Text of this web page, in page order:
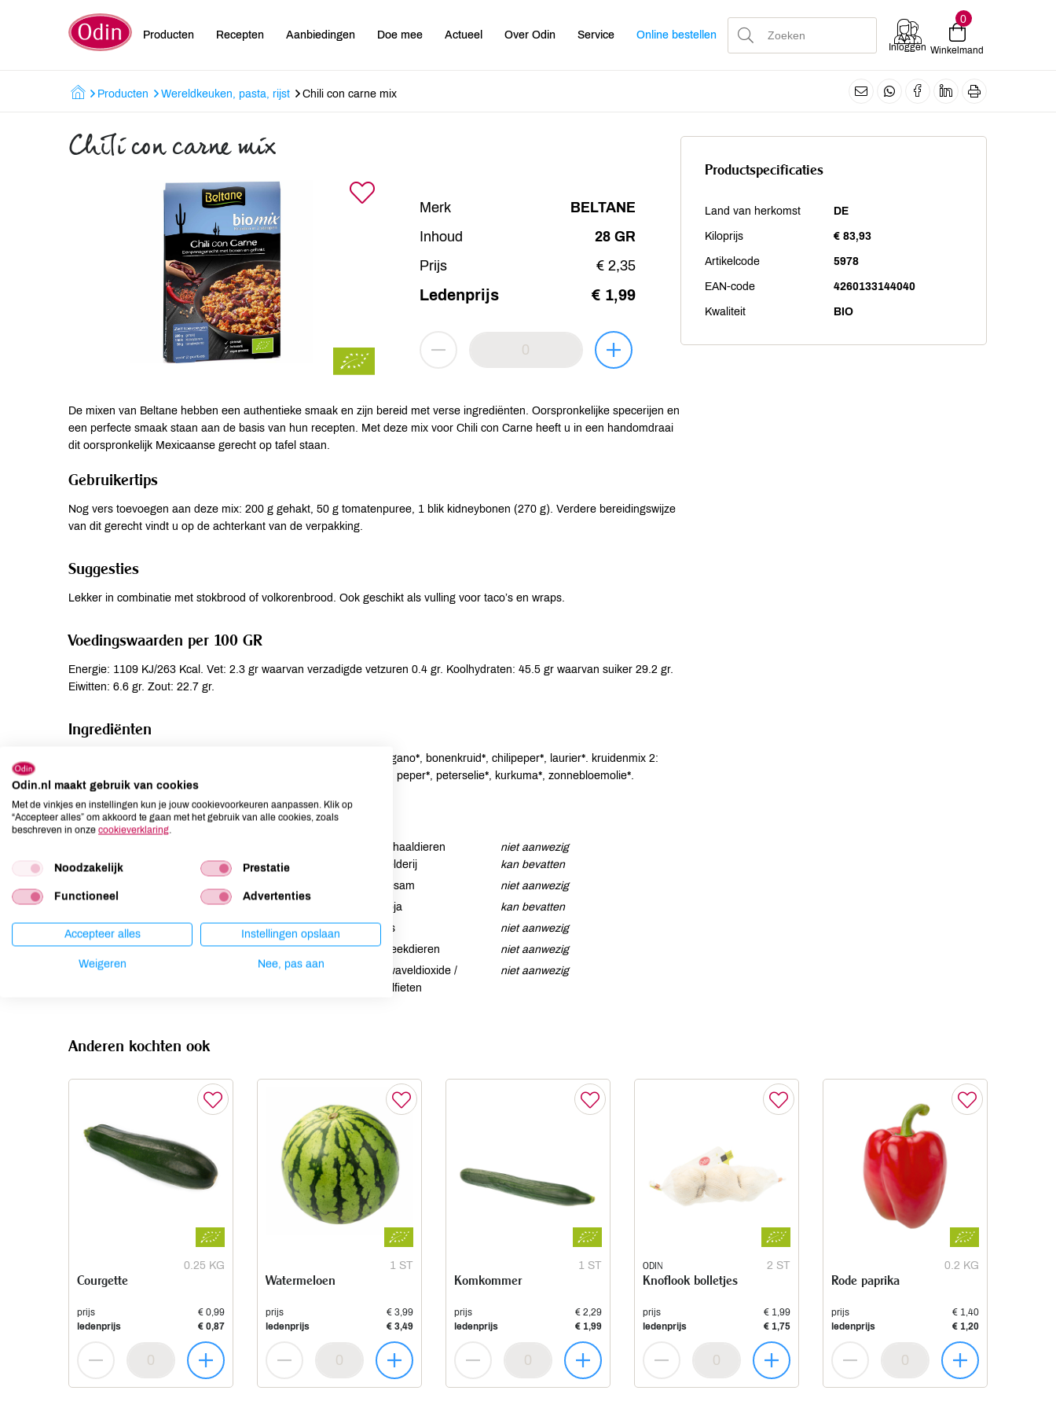
Producten Recepten Aanbiedingen Doe mee Actueel Over Odin Service Online bestellen
Inloggen
0
Winkelmand
Producten Wereldkeuken, pasta, rijst Chili con carne mix
Chili con carne mix
Merk
BELTANE
Inhoud
28 GR
Prijs
€ 2,35
Ledenprijs € 1,99
De mixen van Beltane hebben een authentieke smaak en zijn bereid met verse ingrediënten. Oorspronkelijke specerijen en
een perfecte smaak staan aan de basis van hun recepten. Met deze mix voor Chili con Carne heeft u in een handomdraai
dit oorspronkelijk Mexicaanse gerecht op tafel staan.
Gebruikertips
Nog vers toevoegen aan deze mix: 200 g gehakt, 50 g tomatenpuree, 1 blik kidneybonen (270 g). Verdere bereidingswijze
van dit gerecht vindt u op de achterkant van de verpakking.
Suggesties
Lekker in combinatie met stokbrood of volkorenbrood. Ook geschikt als vulling voor taco’s en wraps.
Voedingswaarden per 100 GR
Energie: 1109 KJ/263 Kcal. Vet: 2.3 gr waarvan verzadigde vetzuren 0.4 gr. Koolhydraten: 45.5 gr waarvan suiker 29.2 gr.
Eiwitten: 6.6 gr. Zout: 22.7 gr.
Ingrediënten
kruidenmix 1: zeezout, koriander*, knoflook*, karwij*, komijn*, oregano*, bonenkruid*, chilipeper*, laurier*. kruidenmix 2:
ruwe rietsuiker*, paprika*, ui*, zout, rijstmeel*, aardappelzetmeel*, peper*, peterselie*, kurkuma*, zonnebloemolie*.
Allergenen
Ei
niet aanwezig
Gluten
niet aanwezig
Lupine
niet aanwezig
Schaaldieren
niet aanwezig
Selderij
kan bevatten
Sesam
niet aanwezig
Soja
kan bevatten
Vis
niet aanwezig
Weekdieren
niet aanwezig
Zwaveldioxide /
sulfieten
niet aanwezig
Productspecificaties
Land van herkomst DE
Kiloprijs € 83,93
Artikelcode 5978
EAN-code 4260133144040
Kwaliteit BIO
Anderen kochten ook
0.25 KG
Courgette
prijs
€ 0,99
ledenprijs
€ 0,87
1 ST
Watermeloen
prijs
€ 3,99
ledenprijs
€ 3,49
1 ST
Komkommer
prijs
€ 2,29
ledenprijs
€ 1,99
ODIN 2 ST
Knoflook bolletjes
prijs
€ 1,99
ledenprijs
€ 1,75
0.2 KG
Rode paprika
prijs
€ 1,40
ledenprijs
€ 1,20
Odin.nl maakt gebruik van cookies
Met de vinkjes en instellingen kun je jouw cookievoorkeuren aanpassen. Klik op
“Accepteer alles” om akkoord te gaan met het gebruik van alle cookies, zoals
beschreven in onze cookieverklaring.
Noodzakelijk Prestatie
Functioneel Advertenties
Accepteer alles Instellingen opslaan
Weigeren Nee, pas aan